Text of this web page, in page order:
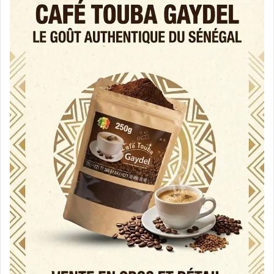
الذي يسعى دائما إلى تقديم الدعم المعنوي والمادي
للشعراء وللشعر، على إتاحة هذه الفرصة لنا لزيارة
موريتانيا المنارة، موريتانيا العلم، والشعر والأدب، هذا
البلد المبارك الذي نهل أجدادنا على اختلاف بلدانهم
من معين علمائه ومشائخه وشعرائه الشيء الكثير.